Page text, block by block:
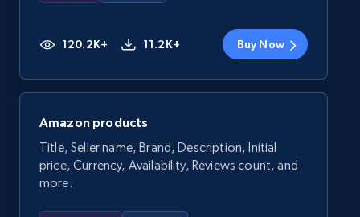
120.2K+ 11.2K+ Buy Now
Amazon products
Title, Seller name, Brand, Description, Initial
price, Currency, Availability, Reviews count, and
more.